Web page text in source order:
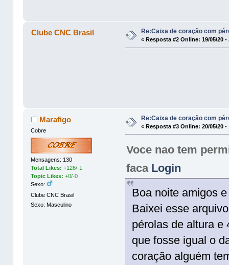
Clube CNC Brasil Re:Caixa de coração com
« Resposta #2 Online: 19/05/20 -
Marafigo
Cobre
Mensagens: 130
Total Likes:+126/-1
Topic Likes: +0/-0
Sexo:
Clube CNC Brasil
Sexo: Masculino
Re:Caixa de coração com
«Resposta #3 Online: 20/05/20 -
Voce nao tem
faca Login
Boa noite amigos
Baixei esse
pérolas de altura e
que fosse igual o
coração alguém